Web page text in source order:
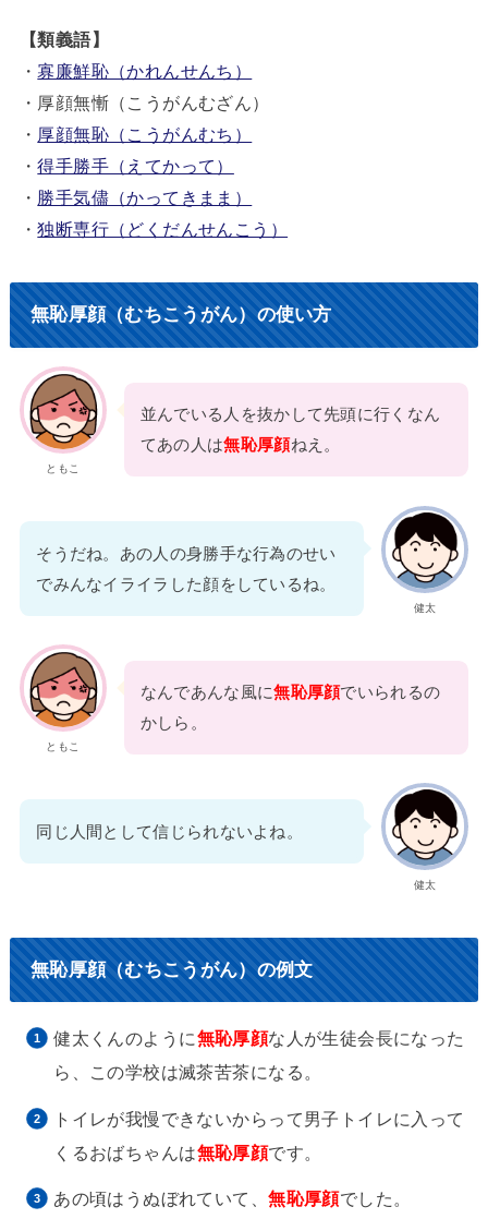
【類義語】
・ 寡廉鮮恥（かれんせんち）
・厚顔無慚（こうがんむざん）
・ 厚顔無恥（こうがんむち）
・得手勝手（えてかって）
・ 勝手気儘（かってきまま）
・独断専行（どくだんせんこう）
無恥厚顔（むちこうがん）の使い方
ともこ
並んでいる人を抜かして先頭に行くなん
てあの人は無恥厚顔ねえ。
健太
そうだね。あの人の身勝手な行為のせい
でみんなイライラした顔をしているね。
ともこ
なんであんな風に無恥厚顔でいられるの
かしら。
健太
同じ人間として信じられないよね。
無恥厚顔（むちこうがん）の例文
健太くんのように無恥厚顔な人が生徒会長になった
ら、この学校は滅茶苦茶になる。
トイレが我慢できないからって男子トイレに入って
くるおばちゃんは無恥厚顔です。
あの頃はうぬぼれていて、無恥厚顔でした。